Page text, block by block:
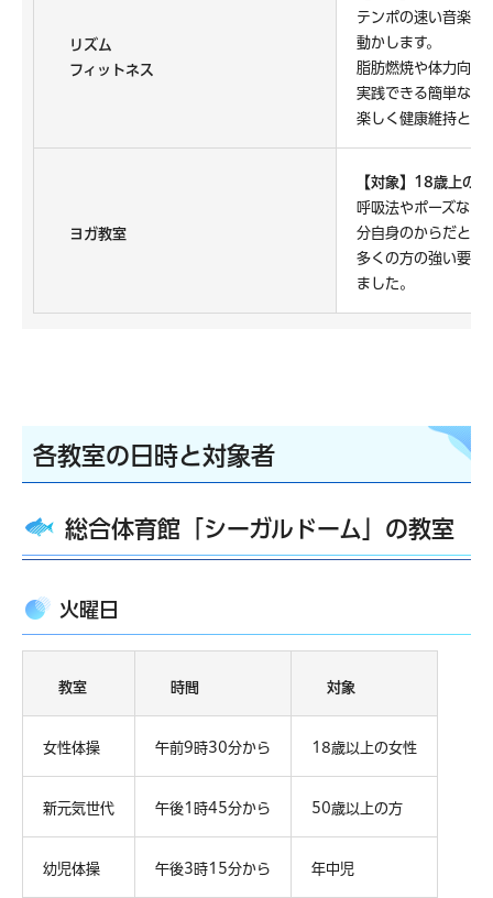
リズム
フィットネス
テンポの速い音楽の
動かします。
脂肪燃焼や体力向上
実践できる簡単なス
楽しく健康維持と仲
ヨガ教室
【対象】18歳上の
呼吸法やポーズなど
分自身のからだと向
多くの方の強い要望
ました。
各教室の日時と対象者
総合体育館「シーガルドーム」の教室
火曜日
教室 時間 対象
女性体操 午前9時30分から 18歳以上の女性
新元気世代 午後1時45分から 50歳以上の方
幼児体操 午後3時15分から 年中児